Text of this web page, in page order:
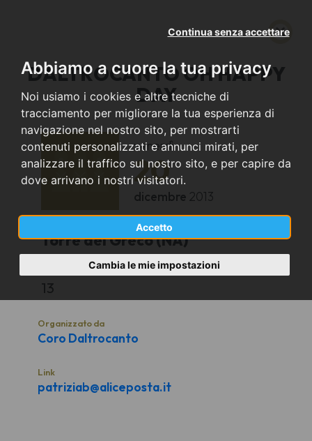
Abbiamo a cuore la tua privacy
Noi usiamo i cookies e altre tecniche di
tracciamento per migliorare la tua esperienza di
navigazione nel nostro sito, per mostrarti
contenuti personalizzati e annunci mirati, per
analizzare il traffico sul nostro sito, e per capire da
dove arrivano i nostri visitatori.
Accetto
Continua senza accettare
Cambia le mie impostazioni
DALTROCANTO OH HAPPY
DAY
venerdì
20
dicembre 2013
Torre del Greco (NA)
COLLE DI SANT'ALFONSO
13
Organizzato da
Coro Daltrocanto
Link
patriziab@aliceposta.it